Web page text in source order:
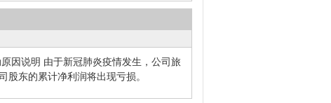
因说明 由于新冠肺炎疫情发生，公司旅
东的累计净利润将出现亏损。